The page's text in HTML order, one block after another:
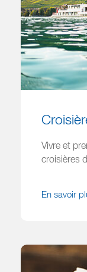
Vivre et
croisières
En savoir